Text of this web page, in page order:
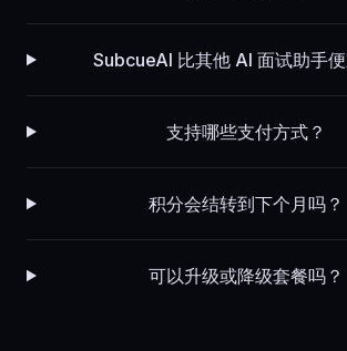
SubcueAI 比其他 AI 面试助手便
支持哪些支付方式？
积分会结转到下个月吗？
可以升级或降级套餐吗？